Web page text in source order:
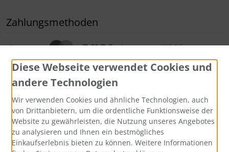
Zahlungsmethoden
Widerrufsformular
Diese Webseite verwendet Cookies und
andere Technologien
Wir verwenden Cookies und ähnliche Technologien, auch
von Drittanbietern, um die ordentliche Funktionsweise der
Website zu gewährleisten, die Nutzung unseres Angebotes
zu analysieren und Ihnen ein bestmögliches
Einkaufserlebnis bieten zu können. Weitere Informationen